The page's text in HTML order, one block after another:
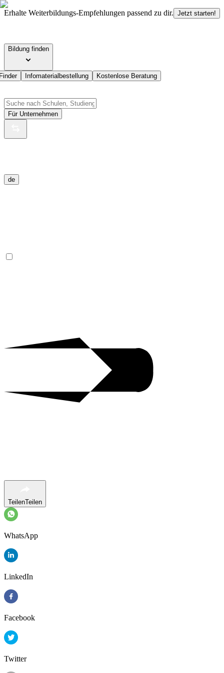
Erhalte Weiterbildungs-Empfehlungen passend zu dir. Jetzt starten!
Bildung finden
Infomaterialbestellung Kostenlose Beratung
Für Unternehmen
de
TeilenTeilen
WhatsApp
LinkedIn
Facebook
Twitter